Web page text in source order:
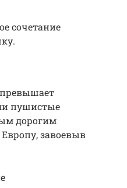
сочетание
превышает
пушистые
дорогим
завоевыв